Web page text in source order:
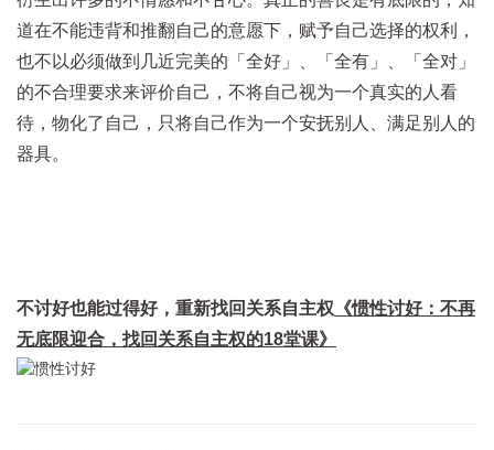
道在不能违背和推翻自己的意愿下，赋予自己选择的权利，
也不以必须做到几近完美的「全好」、「全有」、「全对」
的不合理要求来评价自己，不将自己视为一个真实的人看
待，物化了自己，只将自己作为一个安抚别人、满足别人的
器具。
不讨好也能过得好，重新找回关系自主权 《惯性讨好：不再
无底限迎合，找回关系自主权的18堂课》